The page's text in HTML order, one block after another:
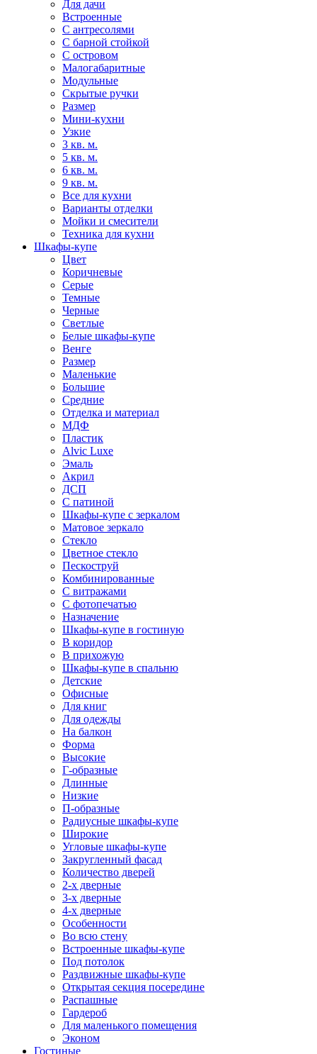
Для дачи
Встроенные
С антресолями
С барной стойкой
С островом
Малогабаритные
Модульные
Скрытые ручки
Размер
Мини-кухни
Узкие
3 кв. м.
5 кв. м.
6 кв. м.
9 кв. м.
Все для кухни
Варианты отделки
Мойки и смесители
Техника для кухни
Шкафы-купе
Цвет
Коричневые
Серые
Темные
Черные
Светлые
Белые шкафы-купе
Венге
Размер
Маленькие
Большие
Средние
Отделка и материал
МДФ
Пластик
Alvic Luxe
Эмаль
Акрил
ДСП
С патиной
Шкафы-купе с зеркалом
Матовое зеркало
Стекло
Цветное стекло
Пескоструй
Комбинированные
С витражами
С фотопечатью
Назначение
Шкафы-купе в гостиную
В коридор
В прихожую
Шкафы-купе в спальню
Детские
Офисные
Для книг
Для одежды
На балкон
Форма
Высокие
Г-образные
Длинные
Низкие
П-образные
Радиусные шкафы-купе
Широкие
Угловые шкафы-купе
Закругленный фасад
Количество дверей
2-х дверные
3-х дверные
4-х дверные
Особенности
Во всю стену
Встроенные шкафы-купе
Под потолок
Раздвижные шкафы-купе
Открытая секция посередине
Распашные
Гардероб
Для маленького помещения
Эконом
Гостиные